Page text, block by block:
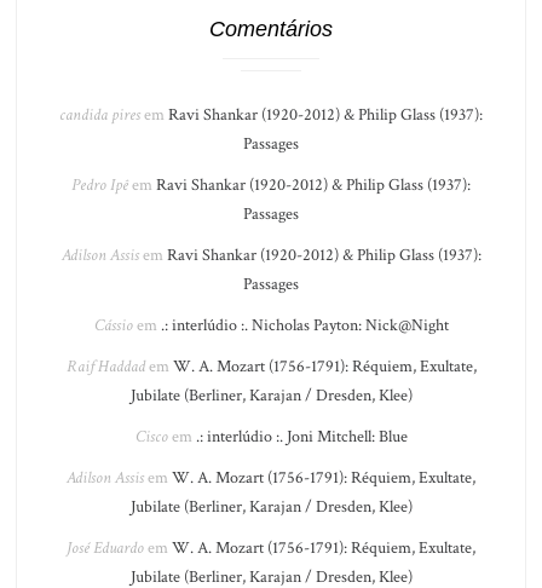
Comentários
candida piresem Ravi Shankar (1920-2012) & Philip Glass (1937):
Passages
Pedro Ipêem Ravi Shankar (1920-2012) & Philip Glass (1937):
Passages
Adilson Assisem Ravi Shankar (1920-2012) & Philip Glass (1937):
Passages
Cássioem .: interlúdio :. Nicholas Payton: Nick@Night
Raif Haddadem W. A. Mozart (1756-1791): Réquiem, Exultate,
Jubilate (Berliner, Karajan / Dresden, Klee)
Ciscoem .: interlúdio :. Joni Mitchell: Blue
Adilson Assisem W. A. Mozart (1756-1791): Réquiem, Exultate,
Jubilate (Berliner, Karajan / Dresden, Klee)
José Eduardoem W. A. Mozart (1756-1791): Réquiem, Exultate,
Jubilate (Berliner, Karajan / Dresden, Klee)